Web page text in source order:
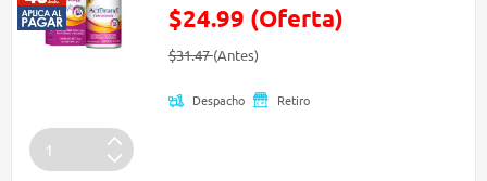
$24.99 (Oferta)
Precio reducido de
$31.47(Antes)(Oferta)
Despacho Retiro